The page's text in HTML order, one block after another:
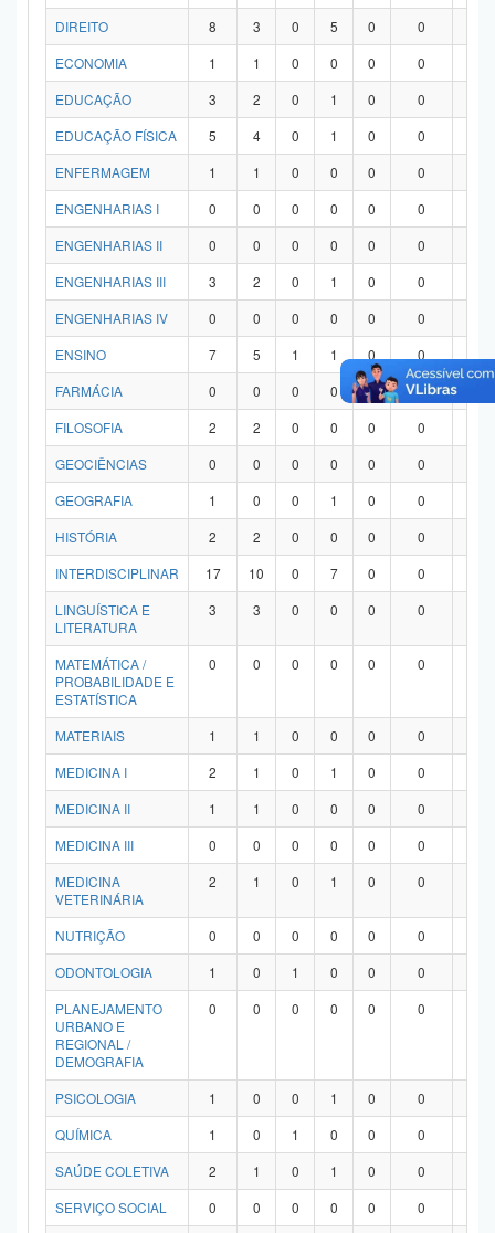
DIREITO 8 3 0 5 0 0
ECONOMIA
1 1 0 0 0 0
EDUCAÇÃO
3 2 0 1 0 0
EDUCAÇÃO FÍSICA
5 4 0 1 0 0
ENFERMAGEM
1 1 0 0 0 0
ENGENHARIAS I
0 0 0 0 0 0
ENGENHARIAS II
0 0 0 0 0 0
ENGENHARIAS III
3 2 0 1 0 0
ENGENHARIAS IV
0 0 0 0 0 0
ENSINO
7 5 1 1 0 0
FARMÁCIA
0 0 0 0 0 0
FILOSOFIA
2 2 0 0 0 0
GEOCIÊNCIAS
0 0 0 0 0 0
GEOGRAFIA
1 0 0 1 0 0
HISTÓRIA
2 2 0 0 0 0
INTERDISCIPLINAR
17 10 0 7 0 0
LINGUÍSTICA E
LITERATURA
3 3 0 0 0 0
MATEMÁTICA /
PROBABILIDADE E
ESTATÍSTICA
0 0 0 0 0 0
MATERIAIS 1 1 0 0 0 0
MEDICINA I
2 1 0 1 0 0
MEDICINA II
1 1 0 0 0 0
MEDICINA III
0 0 0 0 0 0
MEDICINA
VETERINÁRIA
2 1 0 1 0 0
NUTRIÇÃO 0 0 0 0 0 0
ODONTOLOGIA
1 0 1 0 0 0
PLANEJAMENTO
URBANO E
REGIONAL /
DEMOGRAFIA
0 0 0 0 0 0
PSICOLOGIA 1 0 0 1 0 0
QUÍMICA
1 0 1 0 0 0
SAÚDE COLETIVA
2 1 0 1 0 0
SERVIÇO SOCIAL
0 0 0 0 0 0